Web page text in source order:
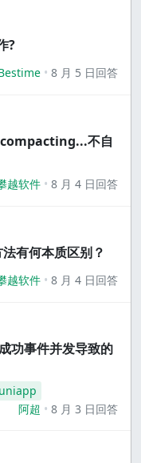
?
8 月 5 日回答
不自
越软件 8 月 4 日回答
有何本质区别？
越软件 8 月 4 日回答
功事件并发导致的
uniapp
阿超
8 月 3 日回答